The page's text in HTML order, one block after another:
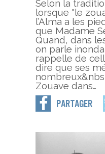
Selon la
lorsque "le
l’Alma a les
que Madame
Quand, dans
on parle
rappelle de
dire que ses
Zouave dans…
Partager